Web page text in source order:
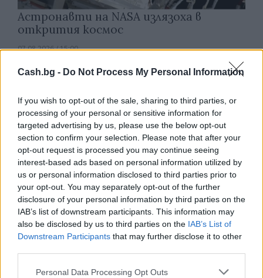
Cash.bg - Do Not Process My Personal Information
If you wish to opt-out of the sale, sharing to third parties, or
processing of your personal or sensitive information for
targeted advertising by us, please use the below opt-out
section to confirm your selection. Please note that after your
opt-out request is processed you may continue seeing
interest-based ads based on personal information utilized by
us or personal information disclosed to third parties prior to
your opt-out. You may separately opt-out of the further
disclosure of your personal information by third parties on the
IAB’s list of downstream participants. This information may
also be disclosed by us to third parties on the IAB’s List of
Downstream Participants that may further disclose it to other
Personal Data Processing Opt Outs
Астронавти на NASA излязоха в
открития космос
07.08.2026 / 15:00
Франция ще забрани рекламните
обаждания без съгласието на
абонатите от 11 август